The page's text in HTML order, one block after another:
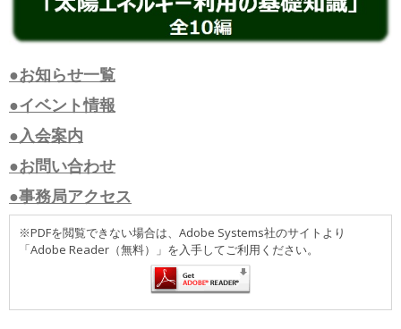
●お知らせ一覧
●イベント情報
●入会案内
●お問い合わせ
●事務局アクセス
※PDFを閲覧できない場合は、Adobe Systems社のサイトより
「Adobe Reader（無料）」を入手してご利用ください。